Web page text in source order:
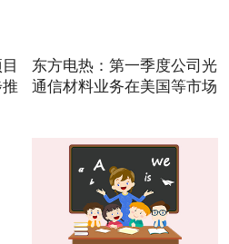
东方电热：第一季度公司光
通信材料业务在美国等市场